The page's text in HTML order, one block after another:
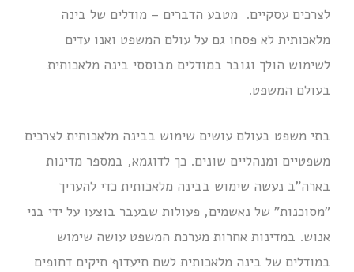
לצרכים עסקיים. מטבע הדברים – מודלים של בינה
מלאכותית לא פסחו גם על עולם המשפט ואנו עדים
לשימוש הולך וגובר במודלים מבוססי בינה מלאכותית
בעולם המשפט.
בתי משפט בעולם עושים שימוש בבינה מלאכותית לצרכים
משפטיים ומנהליים שונים. כך לדוגמא, במספר מדינות
בארה"ב נעשה שימוש בבינה מלאכותית כדי להעריך
"מסוכנות" של נאשמים, פעולות שבעבר בוצעו על ידי בני
אנוש. במדינות אחרות מערכת המשפט עושה שימוש
במודלים של בינה מלאכותית לשם תיעדוף תיקים דחופים